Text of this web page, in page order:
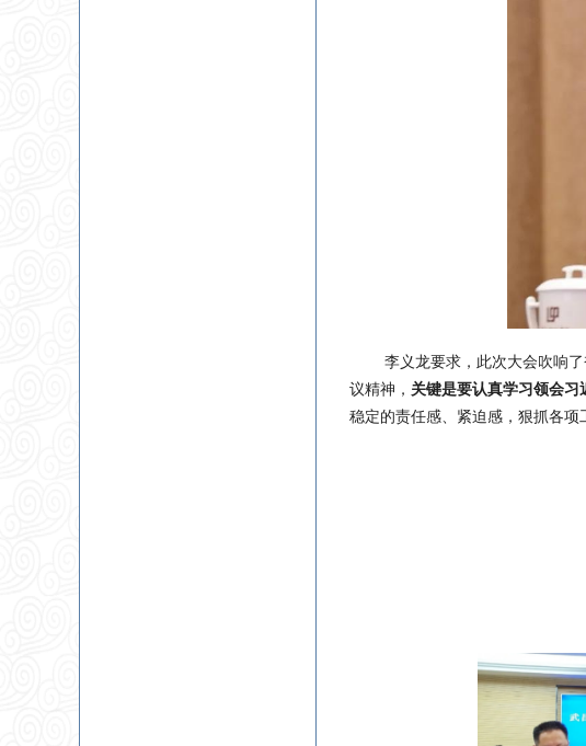
李义龙要求 ， 此次大会吹响
议精神， 关键是要认真学习领会
稳定的责任感、紧迫感，狠抓各项